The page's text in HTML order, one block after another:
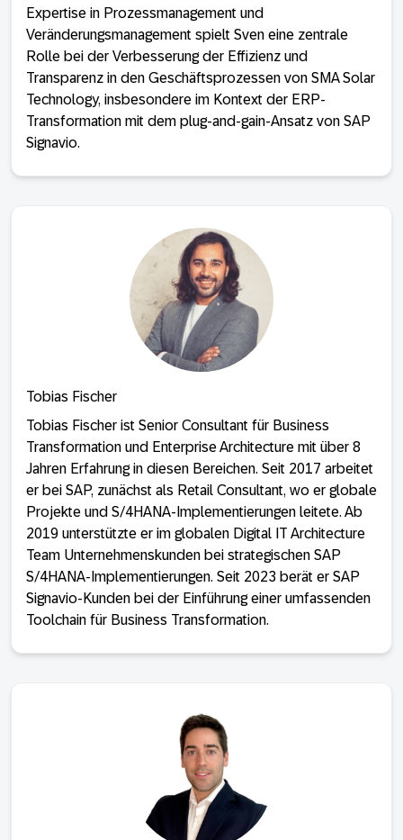
Expertise in Prozessmanagement und
Veränderungsmanagement spielt Sven eine zentrale
Rolle bei der Verbesserung der Effizienz und
Transparenz in den Geschäftsprozessen von SMA Solar
Technology, insbesondere im Kontext der ERP-
Transformation mit dem plug-and-gain-Ansatz von SAP
Signavio.
Tobias Fischer
Tobias Fischer ist Senior Consultant für Business
Transformation und Enterprise Architecture mit über 8
Jahren Erfahrung in diesen Bereichen. Seit 2017 arbeitet
er bei SAP, zunächst als Retail Consultant, wo er globale
Projekte und S/4HANA-Implementierungen leitete. Ab
2019 unterstützte er im globalen Digital IT Architecture
Team Unternehmenskunden bei strategischen SAP
S/4HANA-Implementierungen. Seit 2023 berät er SAP
Signavio-Kunden bei der Einführung einer umfassenden
Toolchain für Business Transformation.